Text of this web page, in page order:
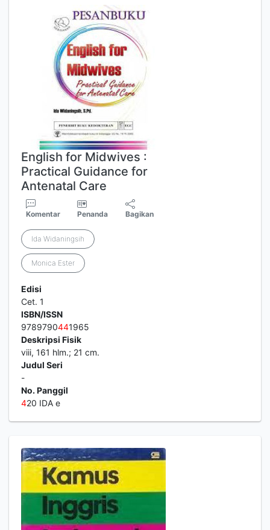
English for Midwives :
Practical Guidance for
Antenatal Care
Komentar Penanda Bagikan
Ida Widaningsih
Monica Ester
Edisi
Cet. 1
ISBN/ISSN
9789790441965
Deskripsi Fisik
viii, 161 hlm.; 21 cm.
Judul Seri
-
No. Panggil
420 IDA e